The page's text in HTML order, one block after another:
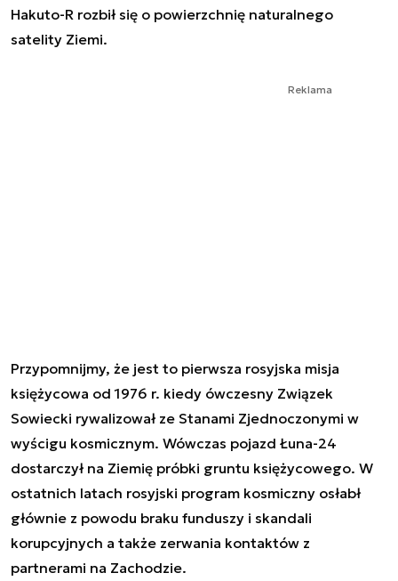
Hakuto-R rozbił się o powierzchnię naturalnego
satelity Ziemi.
Reklama
Przypomnijmy, że jest to pierwsza rosyjska misja
księżycowa od 1976 r. kiedy ówczesny Związek
Sowiecki rywalizował ze Stanami Zjednoczonymi w
wyścigu kosmicznym. Wówczas pojazd Łuna-24
dostarczył na Ziemię próbki gruntu księżycowego. W
ostatnich latach rosyjski program kosmiczny osłabł
głównie z powodu braku funduszy i skandali
korupcyjnych a także zerwania kontaktów z
partnerami na Zachodzie.